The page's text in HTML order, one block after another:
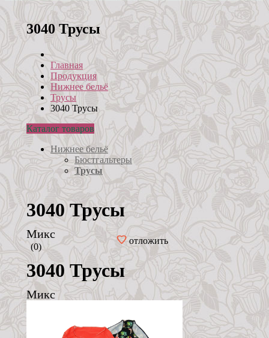
3040 Трусы
Главная
Продукция
Нижнее бельё
Трусы
3040 Трусы
Каталог товаров
Нижнее бельё
Бюстгальтеры
Трусы
3040 Трусы
Микс
(0)
отложить
3040 Трусы
Микс